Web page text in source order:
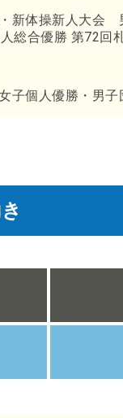
新体操新人大会
合優勝 第72回
子個人優勝・男